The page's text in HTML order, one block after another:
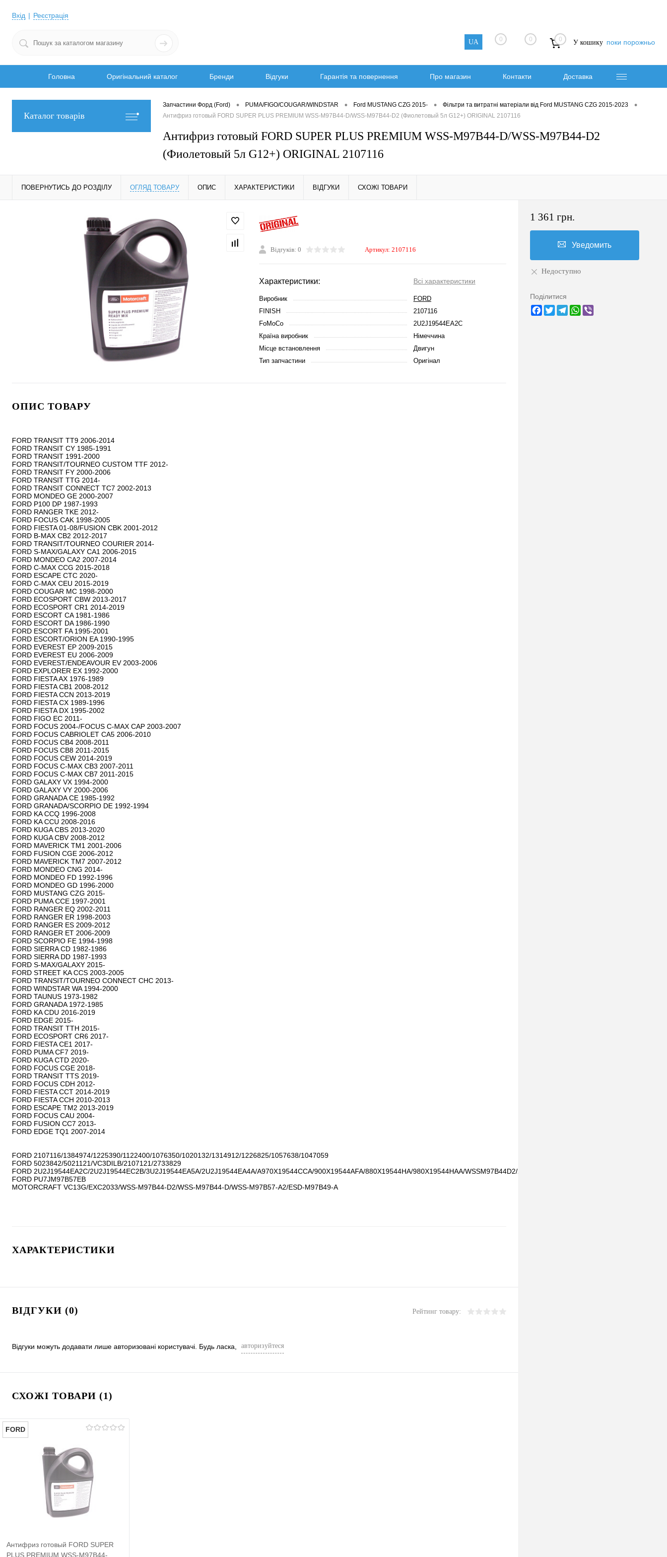
Вхід Реєстрація
UA 0 0 0 У кошику поки порожньо
Головна Оригінальний каталог Бренди Відгуки Гарантія та повернення Про магазин Контакти Доставка
Каталог товарів
Запчастини Форд (Ford) • PUMA/FIGO/COUGAR/WINDSTAR • Ford MUSTANG CZG 2015- • Фільтри та витратні матеріали від Ford MUSTANG CZG 2015-2023 •
Антифриз готовый FORD SUPER PLUS PREMIUM WSS-M97B44-D/WSS-M97B44-D2 (Фиолетовый 5л G12+) ORIGINAL 2107116
Антифриз готовый FORD SUPER PLUS PREMIUM WSS-M97B44-D/WSS-M97B44-D2
(Фиолетовый 5л G12+) ORIGINAL 2107116
ПОВЕРНУТИСЬ ДО РОЗДІЛУ ОГЛЯД ТОВАРУ ОПИС ХАРАКТЕРИСТИКИ ВІДГУКИ СХОЖІ ТОВАРИ
Відгуків: 0 Артикул: 2107116
Характеристики: Всі характеристики
Виробник
FORD
FINISH
2107116
FoMoCo
2U2J19544EA2C
Країна виробник
Німеччина
Місце встановлення
Двигун
Тип запчастини
Оригінал
ОПИС ТОВАРУ
FORD TRANSIT TT9 2006-2014
FORD TRANSIT CY 1985-1991
FORD TRANSIT 1991-2000
FORD TRANSIT/TOURNEO CUSTOM TTF 2012-
FORD TRANSIT FY 2000-2006
FORD TRANSIT TTG 2014-
FORD TRANSIT CONNECT TC7 2002-2013
FORD MONDEO GE 2000-2007
FORD P100 DP 1987-1993
FORD RANGER TKE 2012-
FORD FOCUS CAK 1998-2005
FORD FIESTA 01-08/FUSION CBK 2001-2012
FORD B-MAX CB2 2012-2017
FORD TRANSIT/TOURNEO COURIER 2014-
FORD S-MAX/GALAXY CA1 2006-2015
FORD MONDEO CA2 2007-2014
FORD C-MAX CCG 2015-2018
FORD ESCAPE CTC 2020-
FORD C-MAX CEU 2015-2019
FORD COUGAR MC 1998-2000
FORD ECOSPORT CBW 2013-2017
FORD ECOSPORT CR1 2014-2019
FORD ESCORT CA 1981-1986
FORD ESCORT DA 1986-1990
FORD ESCORT FA 1995-2001
FORD ESCORT/ORION EA 1990-1995
FORD EVEREST EP 2009-2015
FORD EVEREST EU 2006-2009
FORD EVEREST/ENDEAVOUR EV 2003-2006
FORD EXPLORER EX 1992-2000
FORD FIESTA AX 1976-1989
FORD FIESTA CB1 2008-2012
FORD FIESTA CCN 2013-2019
FORD FIESTA CX 1989-1996
FORD FIESTA DX 1995-2002
FORD FIGO EC 2011-
FORD FOCUS 2004-/FOCUS C-MAX CAP 2003-2007
FORD FOCUS CABRIOLET CA5 2006-2010
FORD FOCUS CB4 2008-2011
FORD FOCUS CB8 2011-2015
FORD FOCUS CEW 2014-2019
FORD FOCUS C-MAX CB3 2007-2011
FORD FOCUS C-MAX CB7 2011-2015
FORD GALAXY VX 1994-2000
FORD GALAXY VY 2000-2006
FORD GRANADA CE 1985-1992
FORD GRANADA/SCORPIO DE 1992-1994
FORD KA CCQ 1996-2008
FORD KA CCU 2008-2016
FORD KUGA CBS 2013-2020
FORD KUGA CBV 2008-2012
FORD MAVERICK TM1 2001-2006
FORD FUSION CGE 2006-2012
FORD MAVERICK TM7 2007-2012
FORD MONDEO CNG 2014-
FORD MONDEO FD 1992-1996
FORD MONDEO GD 1996-2000
FORD MUSTANG CZG 2015-
FORD PUMA CCE 1997-2001
FORD RANGER EQ 2002-2011
FORD RANGER ER 1998-2003
FORD RANGER ES 2009-2012
FORD RANGER ET 2006-2009
FORD SCORPIO FE 1994-1998
FORD SIERRA CD 1982-1986
FORD SIERRA DD 1987-1993
FORD S-MAX/GALAXY 2015-
FORD STREET KA CCS 2003-2005
FORD TRANSIT/TOURNEO CONNECT CHC 2013-
FORD WINDSTAR WA 1994-2000
FORD TAUNUS 1973-1982
FORD GRANADA 1972-1985
FORD KA CDU 2016-2019
FORD EDGE 2015-
FORD TRANSIT TTH 2015-
FORD ECOSPORT CR6 2017-
FORD FIESTA CE1 2017-
FORD PUMA CF7 2019-
FORD KUGA CTD 2020-
FORD FOCUS CGE 2018-
FORD TRANSIT TTS 2019-
FORD FOCUS CDH 2012-
FORD FIESTA CCT 2014-2019
FORD FIESTA CCH 2010-2013
FORD ESCAPE TM2 2013-2019
FORD FOCUS CAU 2004-
FORD FUSION CC7 2013-
FORD EDGE TQ1 2007-2014
FORD 2107116/1384974/1225390/1122400/1076350/1020132/1314912/1226825/1057638/1047059
FORD 5023842/5021121/VC3DILB/2107121/2733829
FORD 2U2J19544EA2C/2U2J19544EC2B/3U2J19544EA5A/2U2J19544EA4A/A970X19544CCA/900X19544AFA/880X19544HA/980X19544HAA/WSSM97B44D2/2U2J19544EB2C
FORD PU7JM97B57EB
MOTORCRAFT VC13G/EXC2033/WSS-M97B44-D2/WSS-M97B44-D/WSS-M97B57-A2/ESD-M97B49-A
ХАРАКТЕРИСТИКИ
ВІДГУКИ (0) Рейтинг товару:
Відгуки можуть додавати лише авторизовані користувачі. Будь ласка, авторизуйтеся
СХОЖІ ТОВАРИ (1)
FORD
Антифриз готовый FORD SUPER
PLUS PREMIUM WSS-M97B44-
1 361 грн.
Уведомить
Недоступно
Поділитися
Facebook
TwitterTelegramWhatsApp